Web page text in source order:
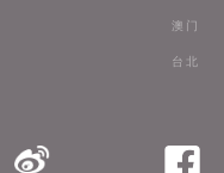
澳门
台北